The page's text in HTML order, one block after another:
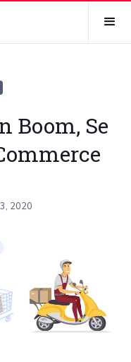
Boom, Se
2020